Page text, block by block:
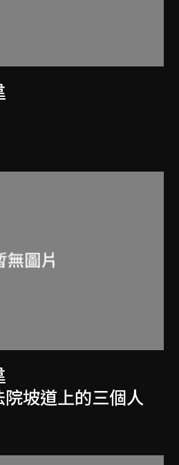
院坡道上的三個人